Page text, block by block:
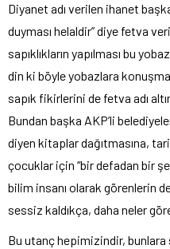
Diyanet adı verilen ihanet
duyması helaldir” diye fetva
sapıklıkların yapılması bu
din ki böyle yobazlara
sapık fikirlerini de fetva adı
Bundan başka AKP’li
diyen kitaplar dağıtmasına,
çocuklar için “bir defadan bir
bilim insanı olarak görenlerin
sessiz kaldıkça, daha neler
Bu utanç hepimizindir,